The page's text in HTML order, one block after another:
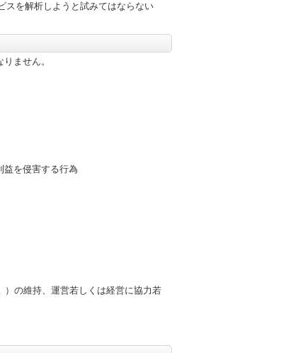
を解析しようと試みてはならない
ません。
益を侵害する行為
）の維持、運営若しくは経営に協力若